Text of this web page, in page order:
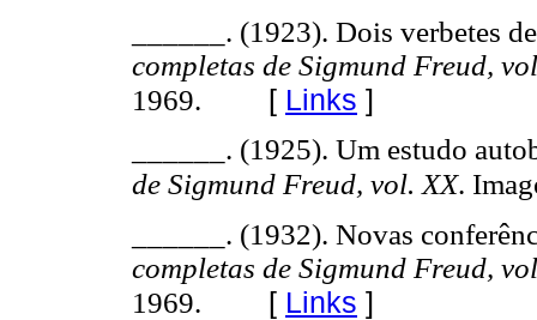
______. (1923). Dois verbetes
completas de Sigmund Freud,
1969. [ Links ]
______. (1925). Um estudo
de Sigmund Freud, vol. XX.
______. (1932). Novas
completas de Sigmund Freud,
1969. [ Links ]